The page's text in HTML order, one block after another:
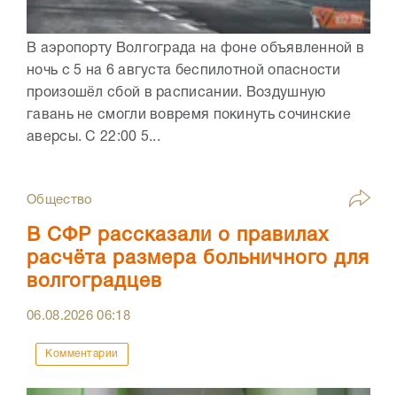
В аэропорту Волгограда на фоне объявленной в
ночь с 5 на 6 августа беспилотной опасности
произошёл сбой в расписании. Воздушную
гавань не смогли вовремя покинуть сочинские
аверсы. С 22:00 5...
Общество
В СФР рассказали о правилах
расчёта размера больничного для
волгоградцев
06.08.202606:18
Комментарии